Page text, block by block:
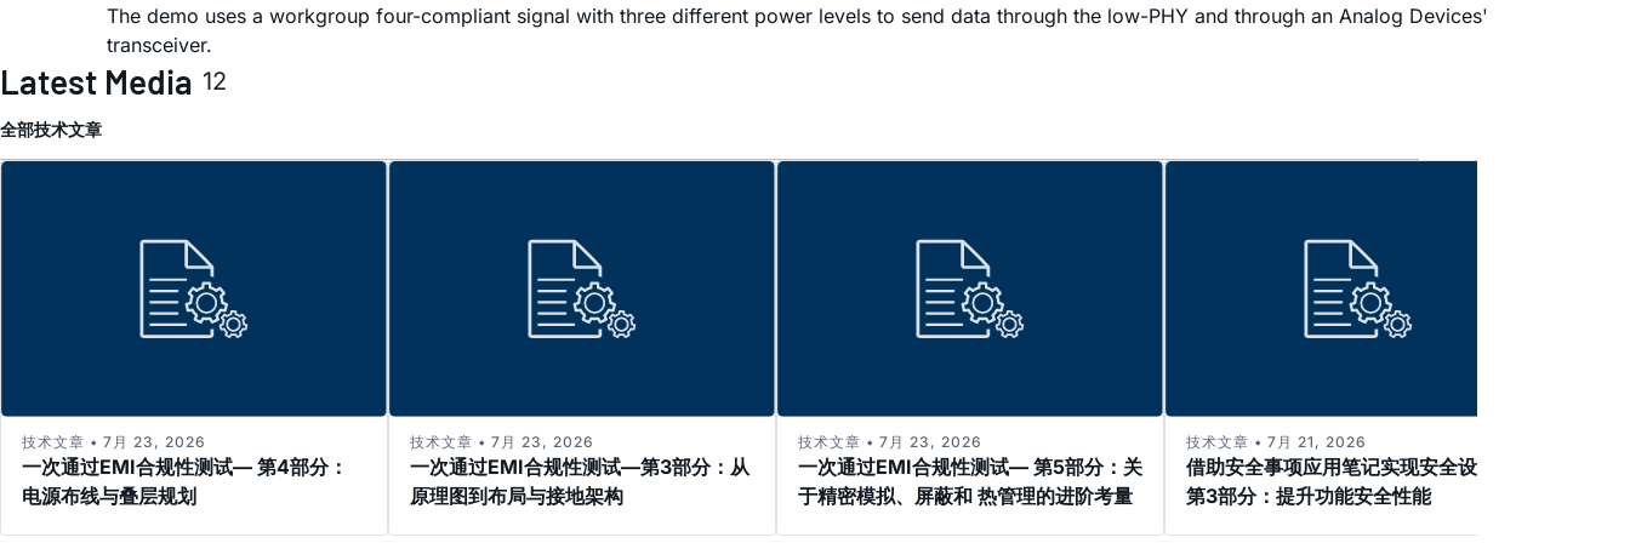
The demo uses a workgroup four-compliant signal with three different power levels to send data through the low-PHY and through an Analog Devices'
transceiver.
Latest Media 12
全部技术文章
一次通过EMI合规性测试— 第4部分：
电源布线与叠层规划
技术文章 • 7月 23, 2026
一次通过EMI合规性测试—第3部分：从
原理图到布局与接地架构
技术文章 • 7月 23, 2026
一次通过EMI合规性测试— 第5部分：关
于精密模拟、屏蔽和 热管理的进阶考量
技术文章 • 7月 23, 2026
借助安全事项应用笔记实现安全设计—
第3部分：提升功能安全性能
技术文章 • 7月 21, 2026